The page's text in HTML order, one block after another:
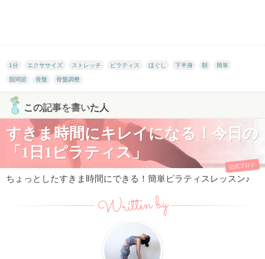
1分 エクササイズ ストレッチ ピラティス ほぐし 下半身 朝 簡単
股関節 骨盤 骨盤調整
この記事を書いた人
すきま時間にキレイになる！今日の
「1日1ピラティス」
公式ブログ
ちょっとしたすきま時間にできる！簡単ピラティスレッスン♪
Written by